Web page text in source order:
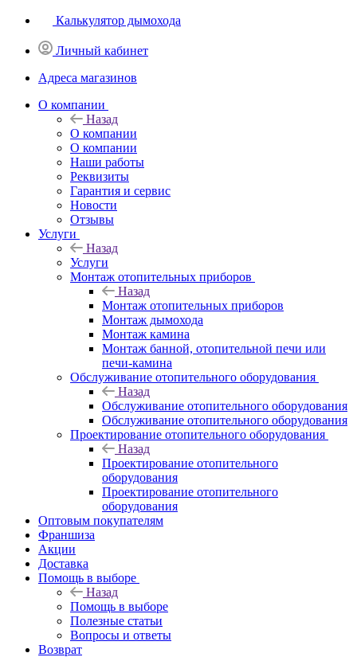
Калькулятор дымохода
Личный кабинет
Адреса магазинов
O компании
Назад
O компании
О компании
Наши работы
Реквизиты
Гарантия и сервис
Новости
Отзывы
Услуги
Назад
Услуги
Монтаж отопительных приборов
Назад
Монтаж отопительных приборов
Монтаж дымохода
Монтаж камина
Монтаж банной, отопительной печи или
печи-камина
Обслуживание отопительного оборудования
Назад
Обслуживание отопительного оборудования
Обслуживание отопительного оборудования
Проектирование отопительного оборудования
Назад
Проектирование отопительного
оборудования
Проектирование отопительного
оборудования
Оптовым покупателям
Франшиза
Акции
Доставка
Помощь в выборе
Назад
Помощь в выборе
Полезные статьи
Вопросы и ответы
Возврат